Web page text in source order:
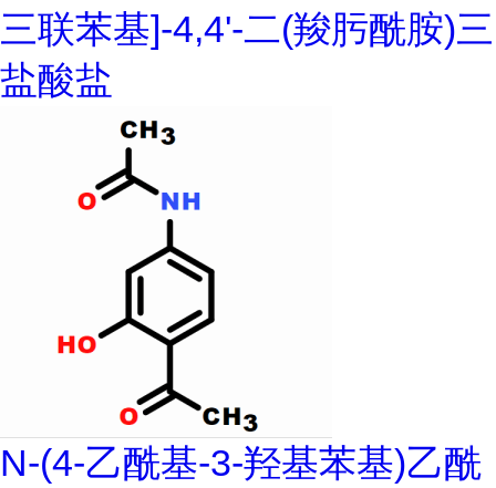
三联苯基]-4,4'-二(羧肟酰胺)三
盐酸盐
N-(4-乙酰基-3-羟基苯基)乙酰